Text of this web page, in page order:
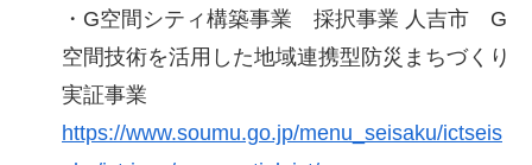
・G空間シティ構築事業 採択事業 人吉市 G
空間技術を活用した地域連携型防災まちづくり
実証事業
https://www.soumu.go.jp/menu_seisaku/ictseis